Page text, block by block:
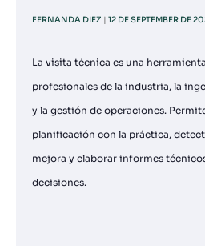
FERNANDA DIEZ 12 DE SEPTEMBER DE
La visita técnica es una
profesionales de la industria, la
y la gestión de operaciones.
planificación con la práctica,
mejora y elaborar informes
decisiones.